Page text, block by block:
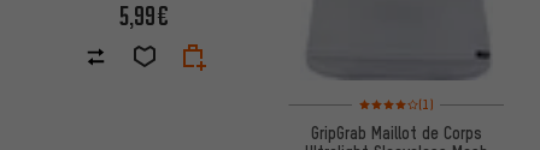
5,99€
Note moyenne : 4 sur 5
(1)
GripGrab Maillot de Corps